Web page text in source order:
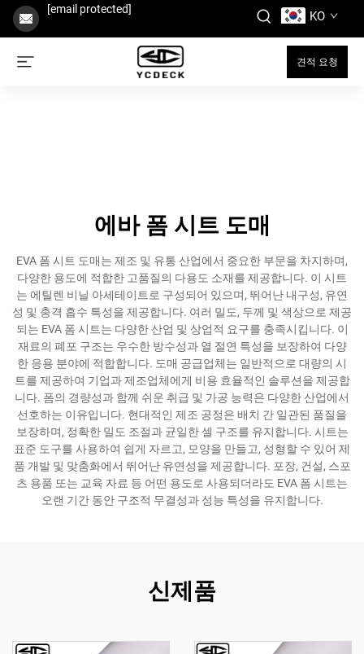
[email protected] KO
견적 요청
에바 폼 시트 도매
EVA 폼 시트 도매는 제조 및 유통 산업에서 중요한 부문을 차지하며,
다양한 용도에 적합한 고품질의 다용도 소재를 제공합니다. 이 시트
는 에틸렌 비닐 아세테이트로 구성되어 있으며, 뛰어난 내구성, 유연
성 및 충격 흡수 특성을 제공합니다. 여러 밀도, 두께 및 색상으로 제공
되는 EVA 폼 시트는 다양한 산업 및 상업적 요구를 충족시킵니다. 이
재료의 폐포 구조는 우수한 방수성과 열 절연 특성을 보장하여 다양
한 응용 분야에 적합합니다. 도매 공급업체는 일반적으로 대량의 시
트를 제공하여 기업과 제조업체에게 비용 효율적인 솔루션을 제공합
니다. 폼의 경량성과 함께 쉬운 취급 및 가공 능력은 다양한 산업에서
선호하는 이유입니다. 현대적인 제조 공정은 배치 간 일관된 품질을
보장하며, 정확한 밀도 조절과 균일한 셀 구조를 유지합니다. 시트는
표준 도구를 사용하여 쉽게 자르고, 모양을 만들고, 성형할 수 있어 제
품 개발 및 맞춤화에서 뛰어난 유연성을 제공합니다. 포장, 건설, 스포
츠 용품 또는 교육 자료 등 어떤 용도로 사용되더라도 EVA 폼 시트는
오랜 기간 동안 구조적 무결성과 성능 특성을 유지합니다.
신제품